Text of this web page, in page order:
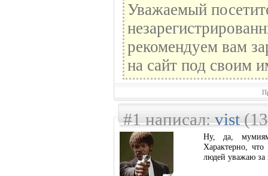
Уважаемый
рекомендуем вам
на сайт под своим
#1 написал:vist(13
Ну, да, мумиям
Характерно,
людей уважаю за